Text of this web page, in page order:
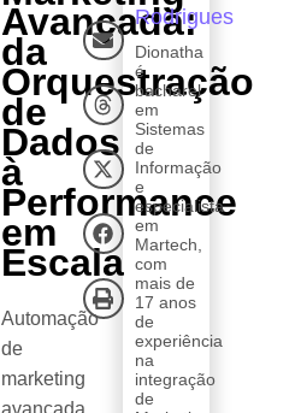
Avançada:
da
Orquestração
de
Dados
à
Performance
em
Escala
Automação
de
marketing
Rodrigues
Dionatha
é
bacharel
em
Sistemas
de
Informação
e
especialista
em
Martech,
com
mais de
17 anos
de
experiência
na
integração
de